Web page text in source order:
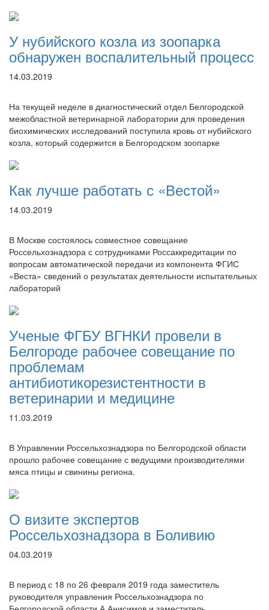
У нубийского козла из зоопарка
обнаружен воспалительный процесс
14.03.2019
На текущей неделе в диагностический отдел Белгородской
межобластной ветеринарной лаборатории для проведения
биохимических исследований поступила кровь от нубийского
козла, который содержится в Белгородском зоопарке
Как лучше работать с «Вестой»
14.03.2019
В Москве состоялось совместное совещание
Россельхознадзора с сотрудниками Россаккредитации по
вопросам автоматической передачи из компонента ФГИС
«Веста» сведений о результатах деятельности испытательных
лабораторий
Ученые ФГБУ ВГНКИ провели в
Белгороде рабочее совещание по
проблемам
антибиотикорезистентности в
ветеринарии и медицине
11.03.2019
В Управлении Россельхознадзора по Белгородской области
прошло рабочее совещание с ведущими производителями
мяса птицы и свинины региона.
О визите экспертов
Россельхознадзора в Боливию
04.03.2019
В период с 18 по 26 февраля 2019 года заместитель
руководителя управления Россельхознадзора по